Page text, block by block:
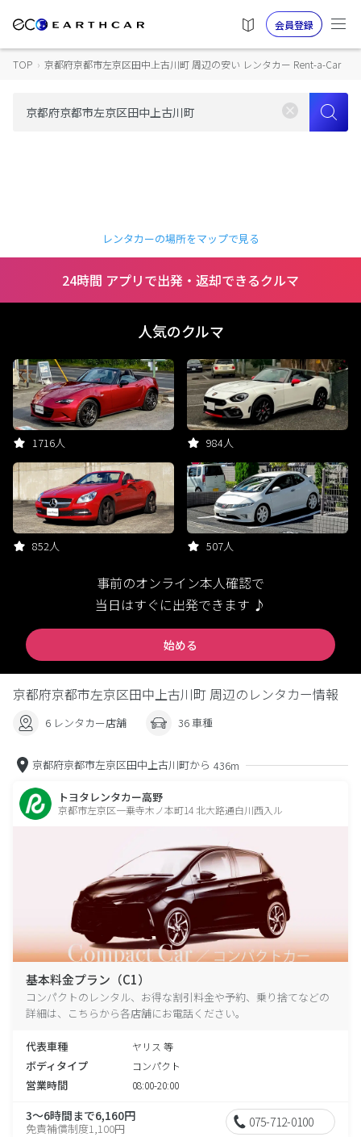
会員登録
TOP › 京都府京都市左京区田中上古川町 周辺の安い レンタカー Rent-a-Car
レンタカーの場所をマップで見る
24時間 アプリで出発・返却できるクルマ
人気のクルマ
1716人 984人
852人 507人
事前のオンライン本人確認で
当日はすぐに出発できます ♪
始める
京都府京都市左京区田中上古川町 周辺のレンタカー情報
6 レンタカー店舗 36 車種
京都府京都市左京区田中上古川町から 436m
トヨタレンタカー高野
京都市左京区一乗寺木ノ本町14 北大路通白川西入ル
基本料金プラン（C1）
コンパクトのレンタル、お得な割引料金や予約、乗り捨てなどの
詳細は、こちらから各店舗にお電話ください。
代表車種 ヤリス 等
ボディタイプ コンパクト
営業時間 08:00-20:00
3～6時間まで6,160円
免責補償制度1,100円 075-712-0100